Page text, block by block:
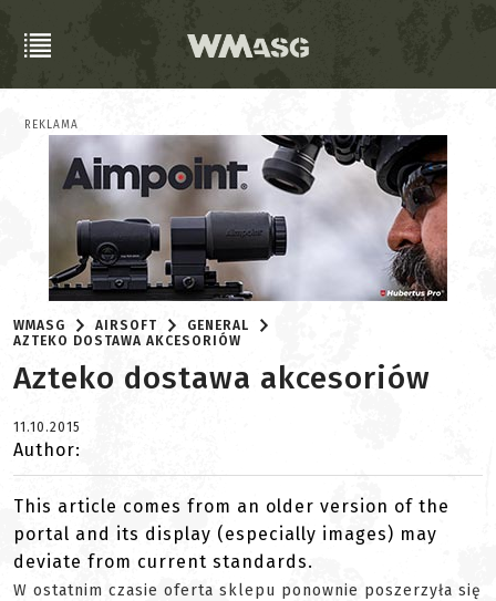
REKLAMA
WMASG AIRSOFT
GENERAL
AZTEKO DOSTAWA AKCESORIÓW
Azteko dostawa akcesoriów
11.10.2015
Author:
This article comes from an older version of the
portal and its display (especially images) may
deviate from current standards.
W ostatnim czasie oferta sklepu ponownie poszerzyła się